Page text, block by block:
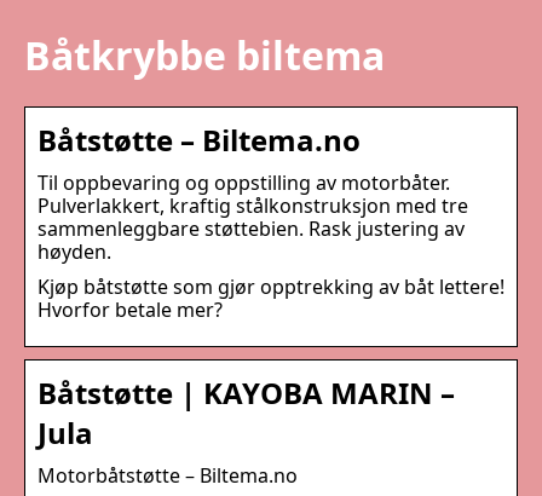
Båtkrybbe biltema
Båtstøtte – Biltema.no
Til oppbevaring og oppstilling av motorbåter.
Pulverlakkert, kraftig stålkonstruksjon med tre
sammenleggbare støttebien. Rask justering av
høyden.
Kjøp båtstøtte som gjør opptrekking av båt lettere!
Hvorfor betale mer?
Båtstøtte | KAYOBA MARIN –
Jula
Motorbåtstøtte – Biltema.no